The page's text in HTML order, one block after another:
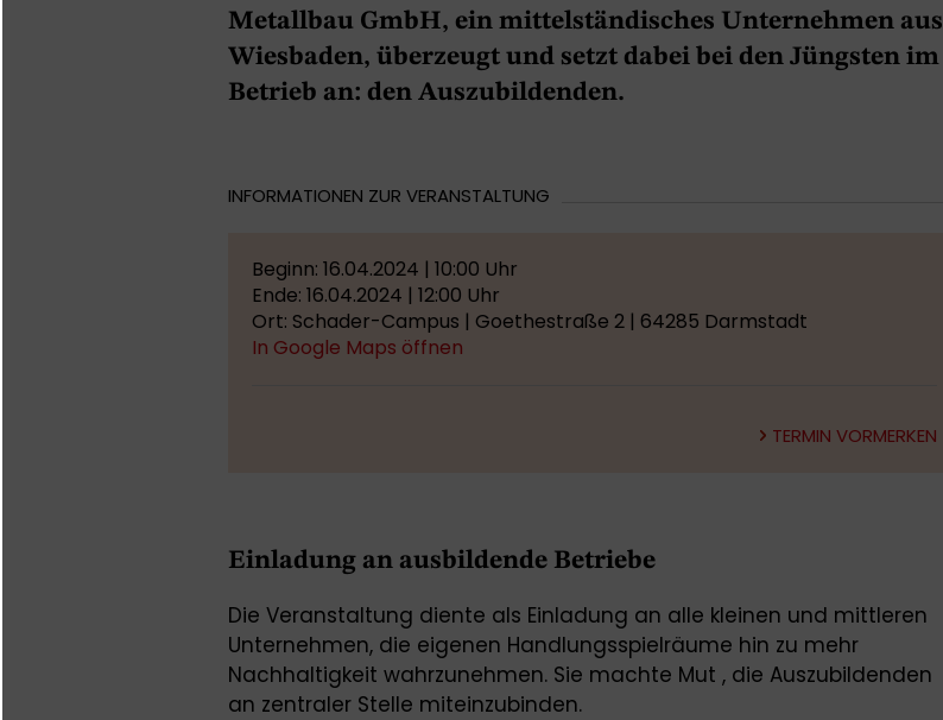
Metallbau GmbH, ein mittelständisches Unternehmen aus
Wiesbaden, überzeugt und setzt dabei bei den Jüngsten im
Betrieb an: den Auszubildenden.
INFORMATIONEN ZUR VERANSTALTUNG
Beginn: 16.04.2024 | 10:00 Uhr
Ende: 16.04.2024 | 12:00 Uhr
Ort: Schader-Campus | Goethestraße 2 | 64285 Darmstadt
In Google Maps öffnen
TERMIN VORMERKEN
Einladung an ausbildende Betriebe
Die Veranstaltung diente als Einladung an alle kleinen und mittleren
Unternehmen, die eigenen Handlungsspielräume hin zu mehr
Nachhaltigkeit wahrzunehmen. Sie machte Mut , die Auszubildenden
an zentraler Stelle miteinzubinden.